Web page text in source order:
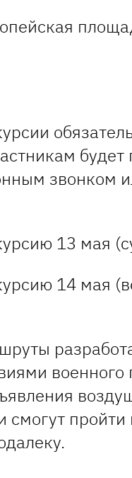
звонком
13 мая
14 мая
смогут пройти